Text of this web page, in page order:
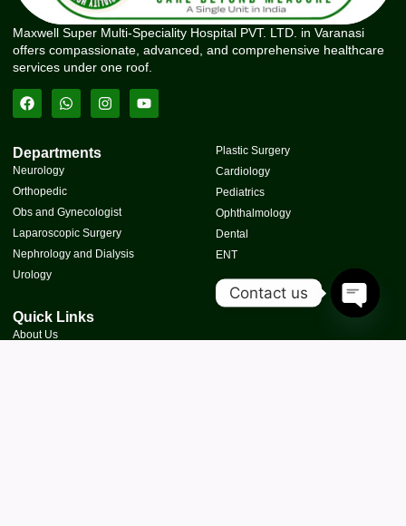
Maxwell Super Multi-Speciality Hospital PVT. LTD. in Varanasi
offers compassionate, advanced, and comprehensive healthcare
services under one roof.
Departments
Neurology
Orthopedic
Obs and Gynecologist
Laparoscopic Surgery
Nephrology and Dialysis
Urology
Plastic Surgery
Cardiology
Pediatrics
Ophthalmology
Dental
ENT
Quick Links
About Us
Contact us